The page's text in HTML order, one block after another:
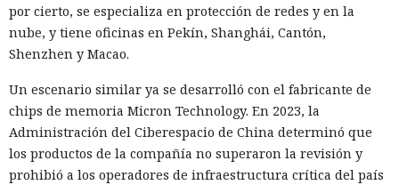
13:36 / 07.08.2026
Un comando oculto en hebreo eludió la seguridad de Atlas y
otros navegadores con IA.
por cierto, se especializa en protección de redes y en la
nube, y tiene oficinas en Pekín, Shanghái, Cantón,
Shenzhen y Macao.
Un escenario similar ya se desarrolló con el fabricante de
chips de memoria Micron Technology. En 2023, la
Administración del Ciberespacio de China determinó que
los productos de la compañía no superaron la revisión y
prohibió a los operadores de infraestructura crítica del país